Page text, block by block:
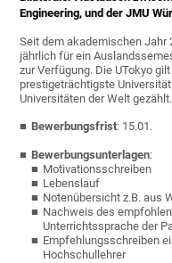
Engineering, und der JMU
Seit dem akademischen
jährlich für ein
zur Verfügung. Die UTokyo
prestigeträchtigste
Universitäten der Welt gezählt.
Bewerbungsfrist: 15.01.
Bewerbungsunterlagen:
Motivationsschreiben
Lebenslauf
Notenübersicht z.B. aus
Nachweis des
Unterrichtssprache der
Empfehlungsschreiben
Hochschullehrer